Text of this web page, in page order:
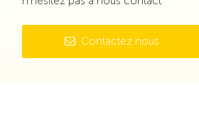
Contactez nous